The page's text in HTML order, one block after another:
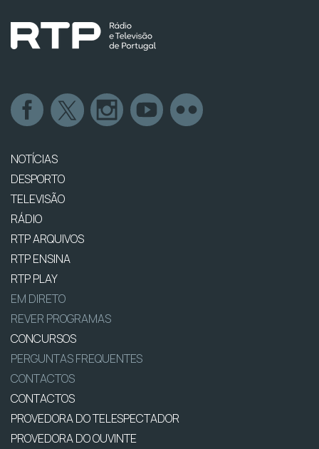
NOTÍCIAS
DESPORTO
TELEVISÃO
RÁDIO
RTP ARQUIVOS
RTP ENSINA
RTP PLAY
EM DIRETO
REVER PROGRAMAS
CONCURSOS
PERGUNTAS FREQUENTES
CONTACTOS
CONTACTOS
PROVEDORA DO TELESPECTADOR
PROVEDORA DO OUVINTE